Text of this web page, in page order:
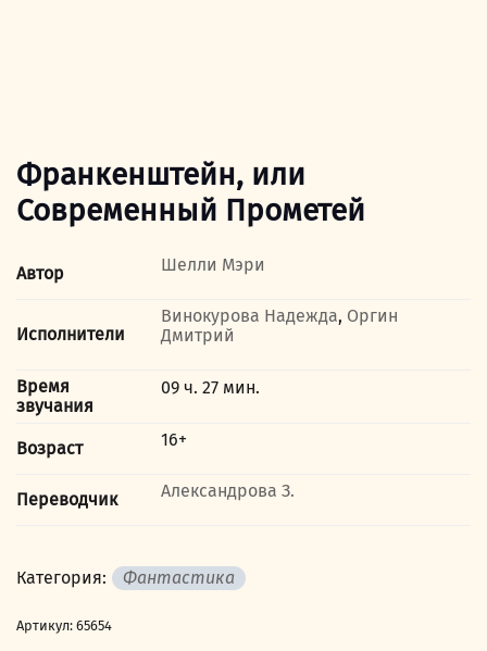
Франкенштейн, или
Современный Прометей
Автор Шелли Мэри
Исполнители
Винокурова Надежда, Оргин
Дмитрий
Время
звучания
09 ч. 27 мин.
Возраст 16+
Переводчик Александрова З.
Категория: Фантастика
Артикул: 65654